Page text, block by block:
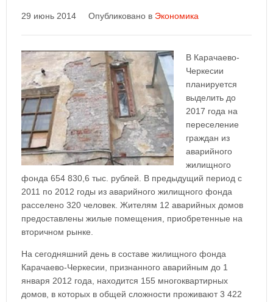
29 июнь 2014 Опубликовано в Экономика
В Карачаево-
Черкесии
планируется
выделить до
2017 года на
переселение
граждан из
аварийного
жилищного
фонда 654 830,6 тыс. рублей. В предыдущий период с
2011 по 2012 годы из аварийного жилищного фонда
расселено 320 человек. Жителям 12 аварийных домов
предоставлены жилые помещения, приобретенные на
вторичном рынке.
На сегодняшний день в составе жилищного фонда
Карачаево-Черкесии, признанного аварийным до 1
января 2012 года, находится 155 многоквартирных
домов, в которых в общей сложности проживают 3 422